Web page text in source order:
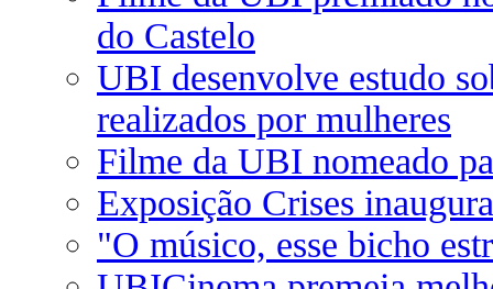
do Castelo
UBI desenvolve estudo
realizados por mulheres
Filme da UBI nomeado
Exposição Crises
"O músico, esse bicho